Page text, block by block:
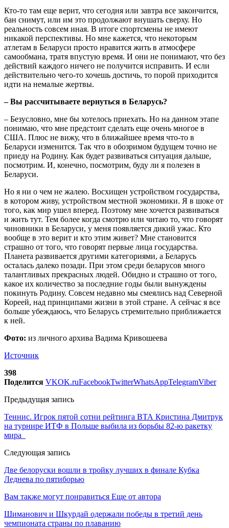
Кто-то там еще верит, что сегодня или завтра все закончится,
бан снимут, или им это продолжают внушать сверху. Но
реальность совсем иная. В итоге спортсмены не имеют
никакой перспективы. Но мне кажется, что некоторым
атлетам в Беларуси просто нравится жить в атмосфере
самообмана, тратя впустую время. И они не понимают, что без
действий каждого ничего не получится исправить. И если
действительно чего-то хочешь достичь, то порой приходится
идти на немалые жертвы.
– Вы рассчитываете вернуться в Беларусь?
– Безусловно, мне бы хотелось приехать. Но на данном этапе
понимаю, что мне предстоит сделать еще очень многое в
США. Плюс не вижу, что в ближайшее время что-то в
Беларуси изменится. Так что в обозримом будущем точно не
приеду на Родину. Как будет развиваться ситуация дальше,
посмотрим. И, конечно, посмотрим, буду ли я полезен в
Беларуси.
Но я ни о чем не жалею. Восхищен устройством государства,
в котором живу, устройством местной экономики. Я в шоке от
того, как мир ушел вперед. Поэтому мне хочется развиваться
и жить тут. Тем более когда смотрю или читаю то, что говорят
чиновники в Беларуси, у меня появляется дикий ужас. Кто
вообще в это верит и кто этим живет? Мне становится
страшно от того, что говорят первые лица государства.
Планета развивается другими категориями, а Беларусь
осталась далеко позади. При этом среди беларусов много
талантливых прекрасных людей. Обидно и страшно от того,
какое их количество за последние годы были вынуждены
покинуть Родину. Совсем недавно мы смеялись над Северной
Кореей, над принципами жизни в этой стране. А сейчас я все
больше убеждаюсь, что Беларусь стремительно приближается
к ней.
Фото: из личного архива Вадима Кривошеева
Источник
398
Поделится VKOK.ruFacebookTwitterWhatsAppTelegramViber
Предыдущая запись
Теннис. Игрок пятой сотни рейтинга ВТА Кристина Дмитрук
на турнире ИТФ в Польше выбила из борьбы 82-ю ракетку
мира
Следующая запись
Две белоруски вошли в тройку лучших в финале Кубка
Леднева по пятиборью
Вам также могут понравиться Еще от автора
Шиманович и Шкурдай одержали победы в третий день
чемпионата страны по плаванию